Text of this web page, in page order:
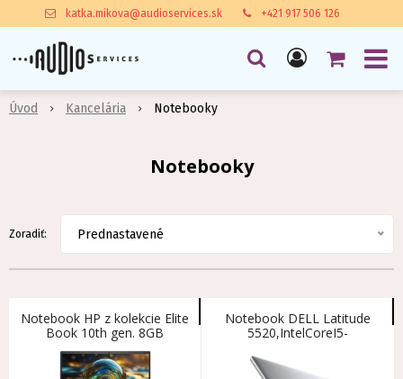
katka.mikova@audioservices.sk +421 917 506 126
Úvod Kancelária Notebooky
Notebooky
Zoradiť: Prednastavené
Notebook HP z kolekcie Elite
Book 10th gen. 8GB
DDR4,256SSD,Wind.11P+Projektor
Epson
Notebook DELL Latitude
5520,IntelCoreI5-
FHD